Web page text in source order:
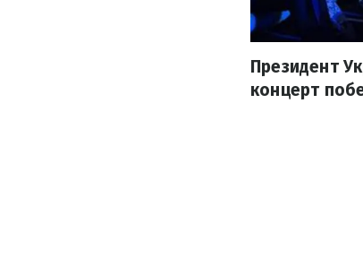
Президент
концерт